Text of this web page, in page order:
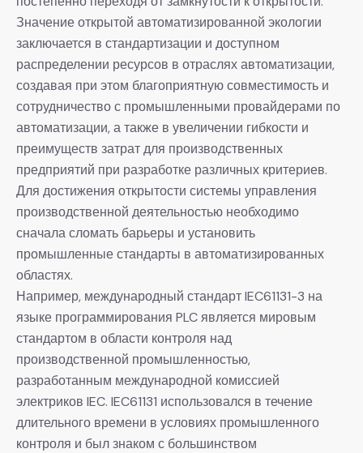
Значение открытой автоматизированной экологии
заключается в стандартизации и доступном
распределении ресурсов в отраслях автоматизации,
создавая при этом благоприятную совместимость и
сотрудничество с промышленными провайдерами по
автоматизации, а также в увеличении гибкости и
преимуществ затрат для производственных
предприятий при разработке различных критериев.
Для достижения открытости системы управления
производственной деятельностью необходимо
сначала сломать барьеры и установить
промышленные стандарты в автоматизированных
областях.
Например, международный стандарт IEC61131-3 на
языке программирования PLC является мировым
стандартом в области контроля над
производственной промышленностью,
разработанным международной комиссией
электриков IEC. IEC61131 использовался в течение
длительного времени в условиях промышленного
контроля и был знаком с большинством